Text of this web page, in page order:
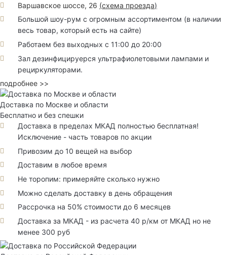
Варшавское шоссе, 26 (схема проезда)
Большой шоу-рум с огромным ассортиментом (в наличии
весь товар, который есть на сайте)
Работаем без выходных с 11:00 до 20:00
Зал дезинфицируерся ультрафиолетовыми лампами и
рециркуляторами.
подробнее >>
Доставка по Москве и области
Бесплатно и без спешки
Доставка в пределах МКАД полностью бесплатная!
Исключение - часть товаров по акции
Привозим до 10 вещей на выбор
Доставим в любое время
Не торопим: примеряйте сколько нужно
Можно сделать доставку в день обращения
Рассрочка на 50% стоимости до 6 месяцев
Доставка за МКАД - из расчета 40 р/км от МКАД но не
менее 300 руб